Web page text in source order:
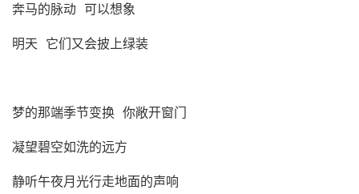
奔马的脉动 可以想象
明天 它们又会披上绿装
梦的那端季节变换 你敞开窗门
凝望碧空如洗的远方
静听午夜月光行走地面的声响